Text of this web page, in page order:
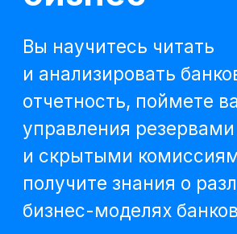
Каталог
курсов
*Все иностранные
отчетность, поймете важность
управления резервами
и скрытыми комиссиями, а также
получите знания о различных
бизнес-моделях банков
Получить консультацию